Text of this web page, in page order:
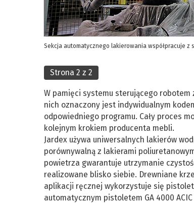
Sekcja automatycznego lakierowania współpracuje z
Strona 2 z 2
W pamięci systemu sterującego
nich oznaczony jest indywidualnym
odpowiedniego programu. Cały proces
kolejnym krokiem producenta mebli.
Jardex używa uniwersalnych lakierów
porównywalną z lakierami
powietrza gwarantuje utrzymanie
realizowane blisko siebie. Drewniane
aplikacji ręcznej wykorzystuje się
automatycznym pistoletem GA 4000